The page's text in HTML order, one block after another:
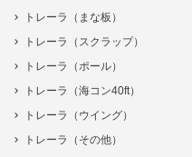
トレーラ（まな板）
トレーラ（スクラップ）
トレーラ（ポール）
トレーラ（海コン40ft）
トレーラ（ウイング）
トレーラ（その他）